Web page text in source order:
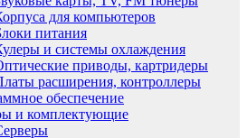
для компьютеров
питания
и системы охлаждения
приводы, картридеры
расширения, контроллеры
обеспечение
и комплектующие